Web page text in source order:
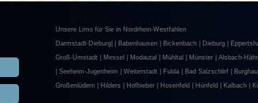
Unsere Limo für Sie in Nordrhein-Westfahlen
Darmstadt-Dieburg| | Babenhausen | Bickenbach | Dieburg |
Groß-Umstadt | Messel | Modautal | Mühltal | Münster |Alsbach-
|Seeheim-Jugenheim |Weiterstadt | Fulda | Bad Salzschlirf |
Großenlüdern | Hilders | Hofbieber | Hosenfeld | Hünfeld | Kalbach |